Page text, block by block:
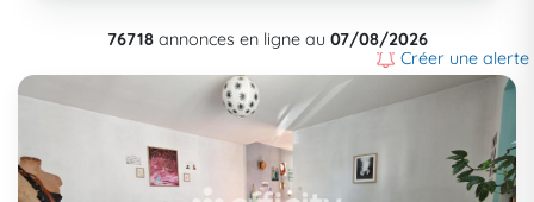
76718annonces en ligne au 07/08/2026
Créer une alerte